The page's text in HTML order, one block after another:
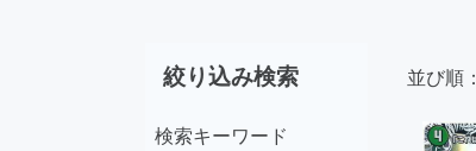
絞り込み検索
検索キーワード
並び順：